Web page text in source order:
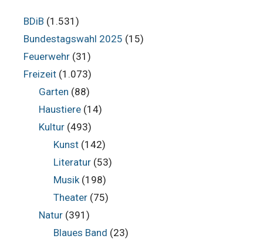
BDiB (1.531)
Bundestagswahl 2025 (15)
Feuerwehr (31)
Freizeit (1.073)
Garten (88)
Haustiere(14)
Kultur(493)
Kunst (142)
Literatur (53)
Musik(198)
Theater (75)
Natur(391)
Blaues Band (23)